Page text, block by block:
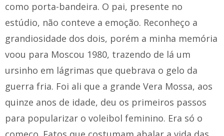
como porta-bandeira. O pai, presente no
estúdio, não conteve a emoção. Reconheço a
grandiosidade dos dois, porém a minha memória
voou para Moscou 1980, trazendo de lá um
ursinho em lágrimas que quebrava o gelo da
guerra fria. Foi ali que a grande Vera Mossa, aos
quinze anos de idade, deu os primeiros passos
para popularizar o voleibol feminino. Era só o